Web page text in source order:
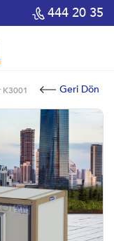
444 20 35
K3001 Geri Dön